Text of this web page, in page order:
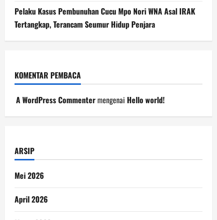
Pelaku Kasus Pembunuhan Cucu Mpo Nori WNA Asal IRAK
Tertangkap, Terancam Seumur Hidup Penjara
KOMENTAR PEMBACA
A WordPress Commentermengenai Hello world!
ARSIP
Mei 2026
April 2026